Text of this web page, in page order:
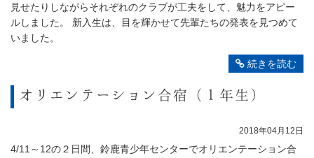
見せたりしながらそれぞれのクラブが工夫をして、魅力をアピー
ルしました。 新入生は、目を輝かせて先輩たちの発表を見つめて
いました。
続きを読む
オリエンテーション合宿（１年生）
2018年04月12日
4/11～12の２日間、鈴鹿青少年センターでオリエンテーション合